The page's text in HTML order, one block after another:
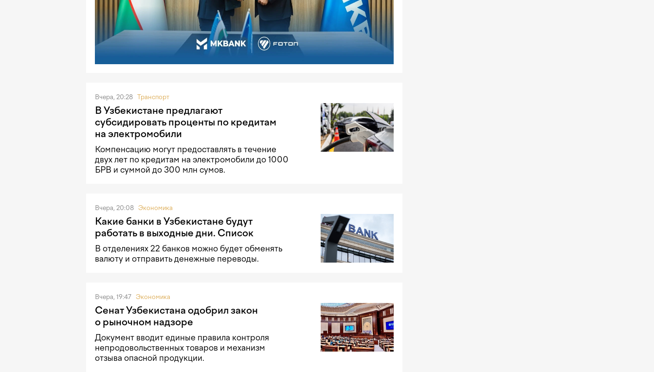
Вчера, 20:28 Транспорт
В Узбекистане предлагают
субсидировать проценты по кредитам
на электромобили
Компенсацию могут предоставлять в течение
двух лет по кредитам на электромобили до 1000
БРВ и суммой до 300 млн сумов.
Вчера, 20:08 Экономика
Какие банки в Узбекистане будут
работать в выходные дни. Список
В отделениях 22 банков можно будет обменять
валюту и отправить денежные переводы.
Вчера, 19:47 Экономика
Сенат Узбекистана одобрил закон
о рыночном надзоре
Документ вводит единые правила контроля
непродовольственных товаров и механизм
отзыва опасной продукции.